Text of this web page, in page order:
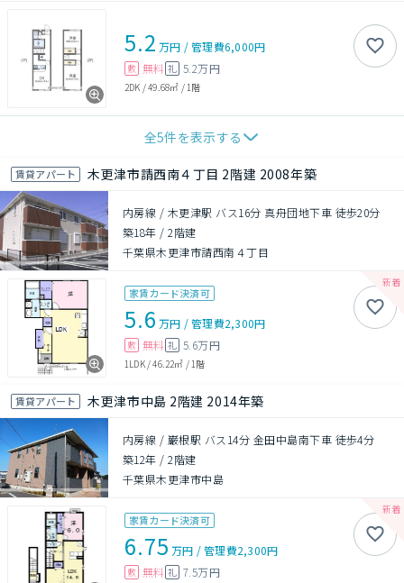
5.2 万円 /管理費6,000円
敷 無料 礼 5.2万円
2DK /49.68㎡ / 1階
全5件を表示する
賃貸アパート 木更津市請西南４丁目 2階建 2008年築
内房線 / 木更津駅 バス16分 真舟団地下車 徒歩20分
築18年 /2階建
千葉県木更津市請西南４丁目
家賃カード決済可
5.6 万円 /管理費2,300円
敷 無料 礼 5.6万円
1LDK/46.22㎡ /1階
賃貸アパート 木更津市中島 2階建 2014年築
内房線 / 巌根駅 バス14分 金田中島南下車 徒歩4分
築12年 /2階建
千葉県木更津市中島
家賃カード決済可
6.75 万円 /管理費2,300円
敷 無料 礼 7.5万円